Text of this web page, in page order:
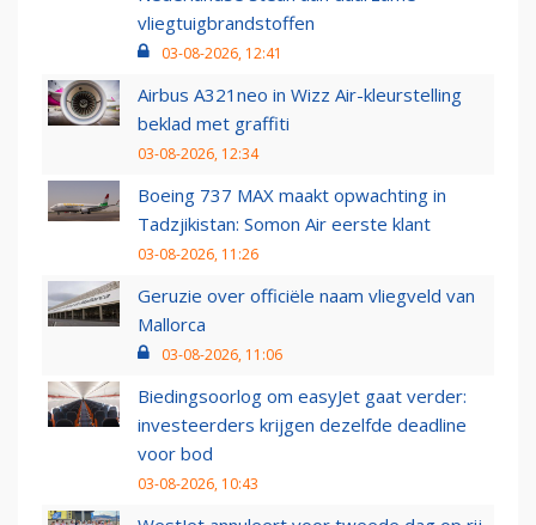
vliegtuigbrandstoffen
03-08-2026, 12:41
Airbus A321neo in Wizz Air-kleurstelling
beklad met graffiti
03-08-2026, 12:34
Boeing 737 MAX maakt opwachting in
Tadzjikistan: Somon Air eerste klant
03-08-2026, 11:26
Geruzie over officiële naam vliegveld van
Mallorca
03-08-2026, 11:06
Biedingsoorlog om easyJet gaat verder:
investeerders krijgen dezelfde deadline
voor bod
03-08-2026, 10:43